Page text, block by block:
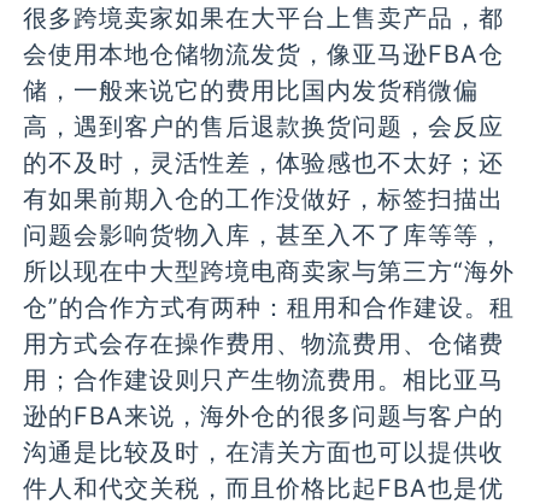
很多跨境卖家如果在大平台上售卖产品，都
会使用本地仓储物流发货，像亚马逊FBA仓
储，一般来说它的费用比国内发货稍微偏
高，遇到客户的售后退款换货问题，会反应
的不及时，灵活性差，体验感也不太好；还
有如果前期入仓的工作没做好，标签扫描出
问题会影响货物入库，甚至入不了库等等，
所以现在中大型跨境电商卖家与第三方“海外
仓”的合作方式有两种：租用和合作建设。租
用方式会存在操作费用、物流费用、仓储费
用；合作建设则只产生物流费用。相比亚马
逊的FBA来说，海外仓的很多问题与客户的
沟通是比较及时，在清关方面也可以提供收
件人和代交关税，而且价格比起FBA也是优